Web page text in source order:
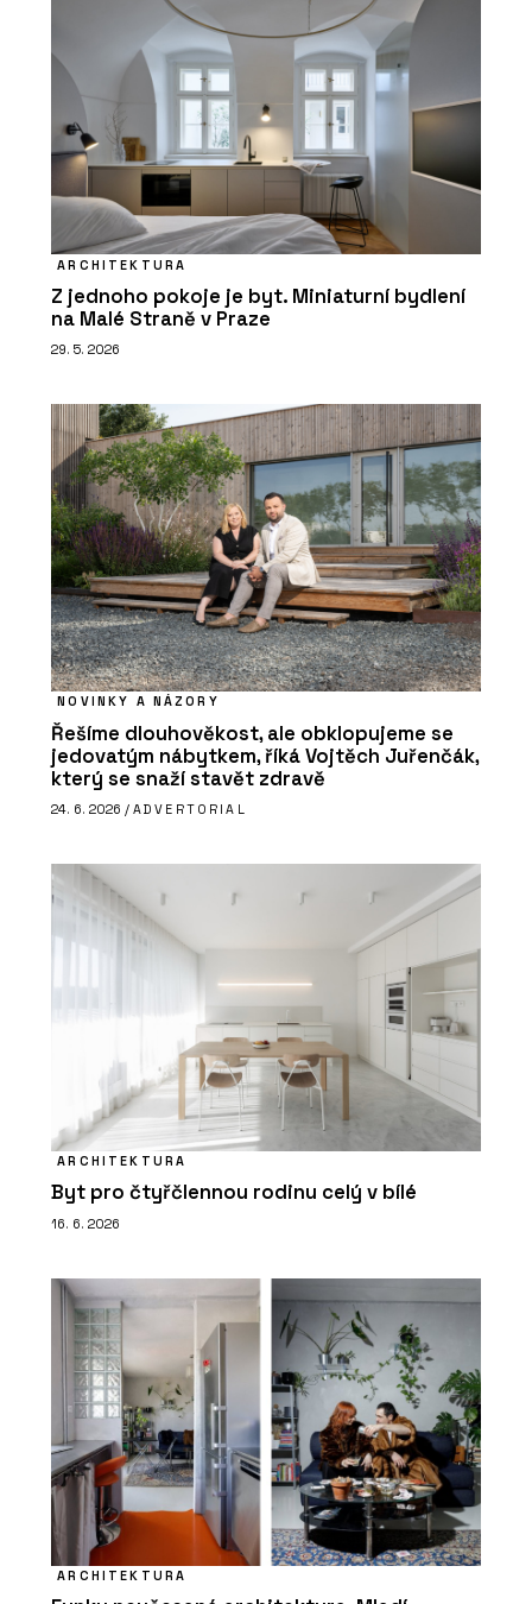
ARCHITEKTURA
Z jednoho pokoje je byt. Miniaturní bydlení
na Malé Straně v Praze
29. 5. 2026
NOVINKY A NÁZORY
Řešíme dlouhověkost, ale obklopujeme se
jedovatým nábytkem, říká Vojtěch Juřenčák,
který se snaží stavět zdravě
24. 6. 2026 / ADVERTORIAL
ARCHITEKTURA
Byt pro čtyřčlennou rodinu celý v bílé
16. 6. 2026
ARCHITEKTURA